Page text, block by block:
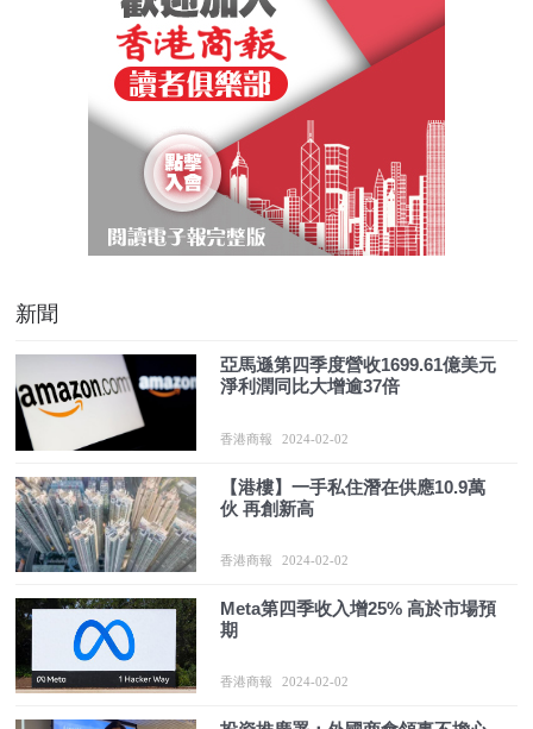
新聞
亞馬遜第四季度營收1699.61億美元
淨利潤同比大增逾37倍
香港商報 2024-02-02
【港樓】一手私住潛在供應10.9萬
伙 再創新高
香港商報 2024-02-02
Meta第四季收入增25% 高於市場預
期
香港商報 2024-02-02